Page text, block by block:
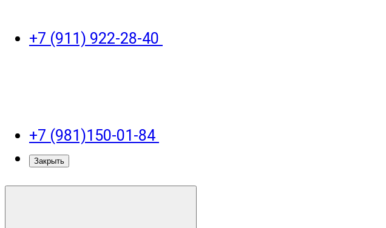
+7 (911) 922-28-40
+7 (981)150-01-84
Закрыть